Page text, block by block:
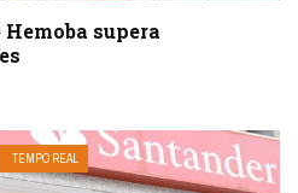
Hemoba supera
TEMPO REAL